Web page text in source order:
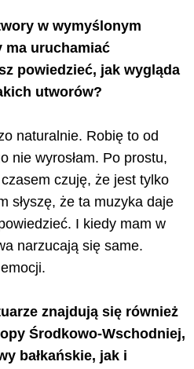
w wymyślonym
ma uruchamiać
powiedzieć, jak wygląda
utworów?
naturalnie. Robię to od
nie wyrosłam. Po prostu,
czuję, że jest tylko
słyszę, że ta muzyka daje
I kiedy mam w
narzucają się same.
znajdują się również
Środkowo-Wschodniej,
bałkańskie, jak i